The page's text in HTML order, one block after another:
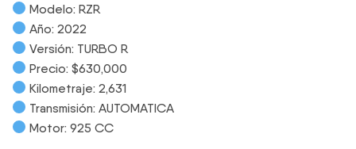
Modelo: RZR
Año: 2022
Versión: TURBO R
Precio: $630,000
Kilometraje: 2,631
Transmisión: AUTOMATICA
Motor: 925 CC